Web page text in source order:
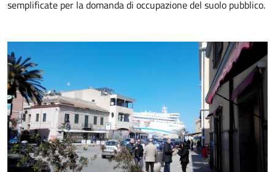
semplificate per la domanda di occupazione del suolo pubblico.